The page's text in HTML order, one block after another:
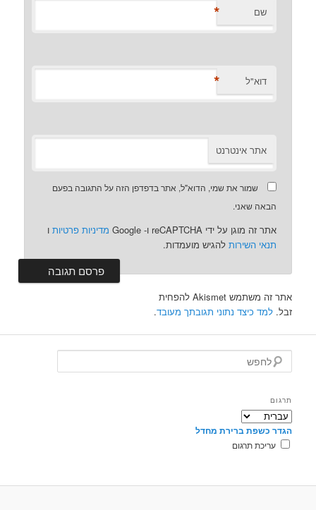
שם *
דוא"ל *
אתר אינטרנט
שמור את שמי, הדוא"ל, אתר בדפדפן הזה על התגובה בפעם
הבאה שאני.
אתר זה מוגן על ידי reCAPTCHA ו- Google מדיניות פרטיות ו
תנאי השירות להגיש מועמדות.
אתר זה משתמש Akismet להפחית
זבל.למד כיצד נתוני תגובתך מעובד.
ח
ש
תרגום
הגדר כשפת ברירת מחדל
עריכת תרגום